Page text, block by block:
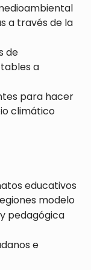
a través de la
de
a
para hacer
climático
educativos
modelo
pedagógica
e